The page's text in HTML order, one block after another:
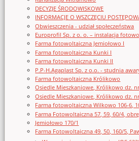
DECYZJE ŚRODOWISKOWE
INFORMACJE O WSZCZĘCIU
Obwieszczenia - udział społeczeństwa
Europrofil Sp. z o. o. – instalacja
Farma fotowoltaiczna Jemiołowo I
Farma fotowoltaiczna Kunki I
Farma fotowoltaiczna Kunki II
P.P-H.Agaplast Sp. z o.o. - studnia
Farma fotowoltaiczna Królikowo
Osiedle Mieszkaniowe, Królikowo dz.
Osiedle Mieszkaniowe, Królikowo dz.
Farma fotowoltaiczna Wilkowo 106-6,
Farma Fotowoltaiczna 57, 59, 60/4,
Jemiołowo 170/1
Farma Fotowoltaiczna 49, 50, 160/5,